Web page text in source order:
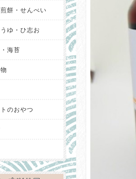
餅・せんべい
ゆ・ひ志お
海苔
のおやつ